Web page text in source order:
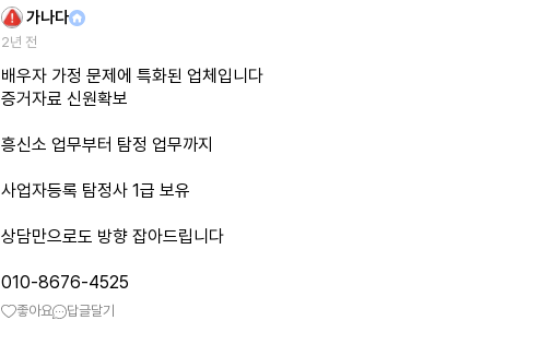
가나다
2년 전
배우자 가정 문제에 특화된 업체입니다
증거자료 신원확보
흥신소 업무부터 탐정 업무까지
사업자등록 탐정사 1급 보유
상담만으로도 방향 잡아드립니다
010-8676-4525
좋아요 답글달기